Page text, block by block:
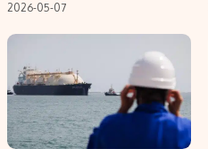
2026-05-07